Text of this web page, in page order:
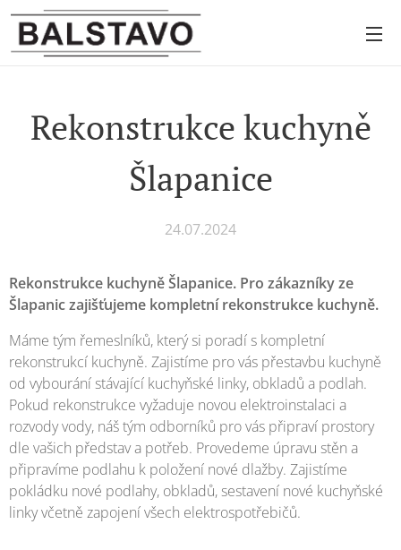
Rekonstrukce kuchyně
Šlapanice
24.07.2024
Rekonstrukce kuchyně Šlapanice. Pro zákazníky ze
Šlapanic zajišťujeme kompletní rekonstrukce kuchyně.
Máme tým řemeslníků, který si poradí s kompletní
rekonstrukcí kuchyně. Zajistíme pro vás přestavbu kuchyně
od vybourání stávající kuchyňské linky, obkladů a podlah.
Pokud rekonstrukce vyžaduje novou elektroinstalaci a
rozvody vody, náš tým odborníků pro vás připraví prostory
dle vašich představ a potřeb. Provedeme úpravu stěn a
připravíme podlahu k položení nové dlažby. Zajistíme
pokládku nové podlahy, obkladů, sestavení nové kuchyňské
linky včetně zapojení všech elektrospotřebičů.